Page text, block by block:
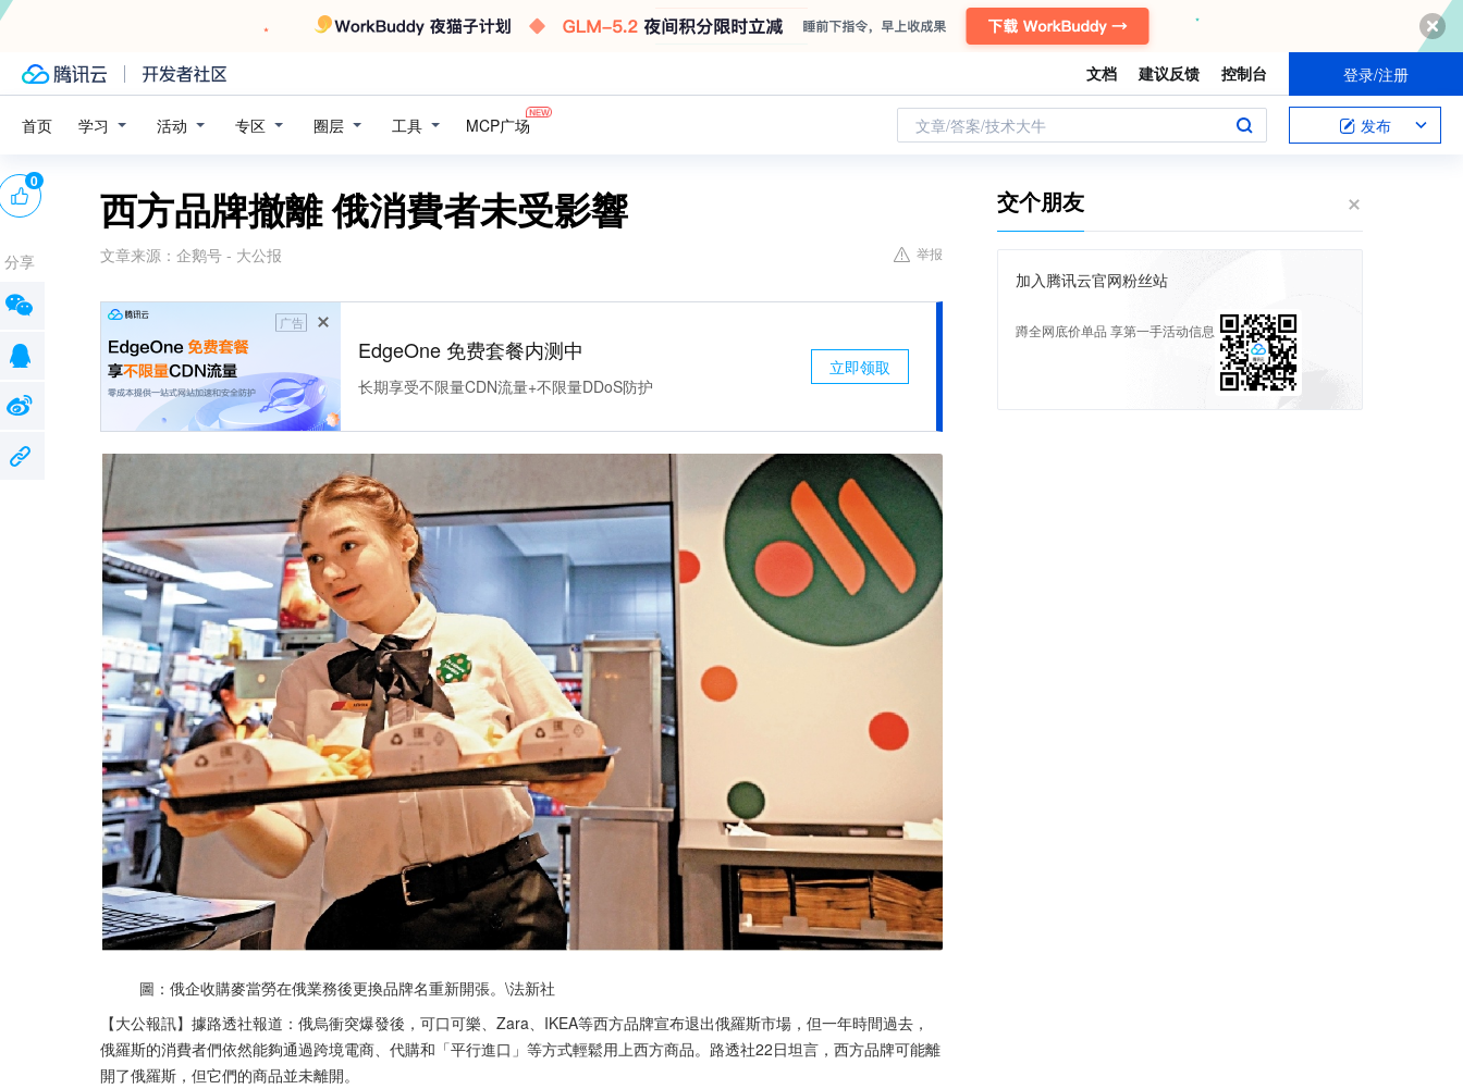
文档 建议反馈 控制台 登录/注册
首页 学习 活动 专区 圈层 工具 MCP广场 文章/答案/技术大牛 发布
西方品牌撤離 俄消費者未受影響
文章来源： 企鹅号 - 大公报 举报
广告
EdgeOne 免费套餐内测中
长期享受不限量CDN流量+不限量DDoS防护
立即领取
  　　圖：俄企收購麥當勞在俄業務後更換品牌名重新開張。\法新社
【大公報訊】據路透社報道：俄烏衝突爆發後，可口可樂、Zara、IKEA等西方品牌宣布退出俄羅斯市場，但一年時間過去，
俄羅斯的消費者們依然能夠通過跨境電商、代購和「平行進口」等方式輕鬆用上西方商品。路透社22日坦言，西方品牌可能離
開了俄羅斯，但它們的商品並未離開。
0
分享
交个朋友
加入腾讯云官网粉丝站
蹲全网底价单品 享第一手活动信息